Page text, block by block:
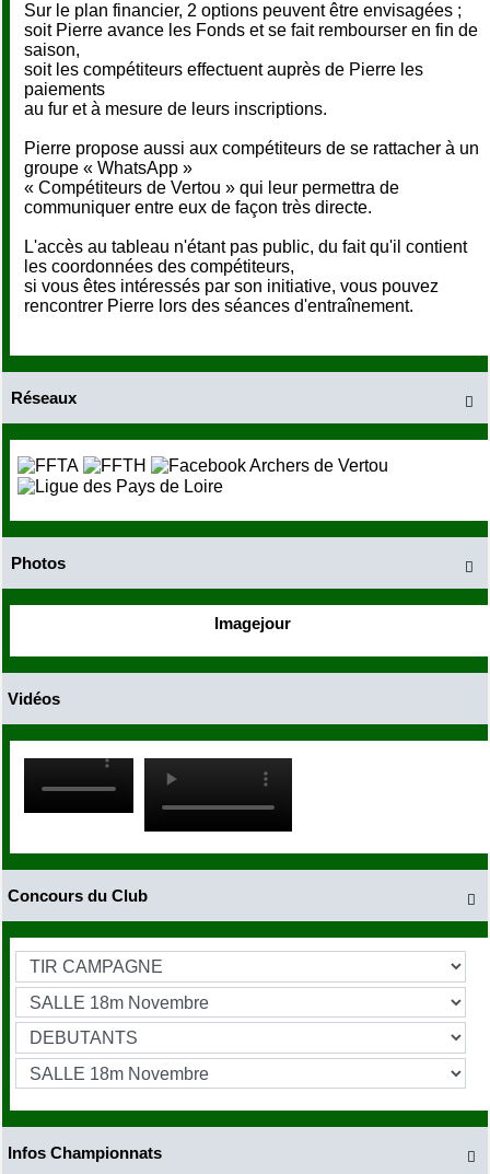
Sur le plan financier, 2 options peuvent être envisagées ;
soit Pierre avance les Fonds et se fait rembourser en fin de
saison,
soit les compétiteurs effectuent auprès de Pierre les
paiements
au fur et à mesure de leurs inscriptions.
Pierre propose aussi aux compétiteurs de se rattacher à un
groupe « WhatsApp »
« Compétiteurs de Vertou » qui leur permettra de
communiquer entre eux de façon très directe.
L'accès au tableau n'étant pas public, du fait qu'il contient
les coordonnées des compétiteurs,
si vous êtes intéressés par son initiative, vous pouvez
rencontrer Pierre lors des séances d'entraînement.

Réseaux

Photos
Imagejour
Vidéos

Concours du Club

Infos Championnats